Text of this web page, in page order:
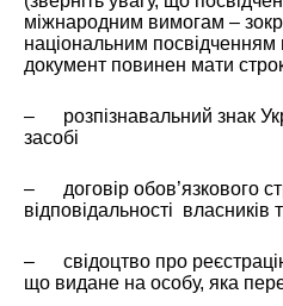
міжнародним вимогам –
національним посвідченням
документ повинен мати строк
– розпізнавальний знак
засобі
– договір обов’язкового
відповідальності власників
– свідоцтво про
що видане на особу, яка